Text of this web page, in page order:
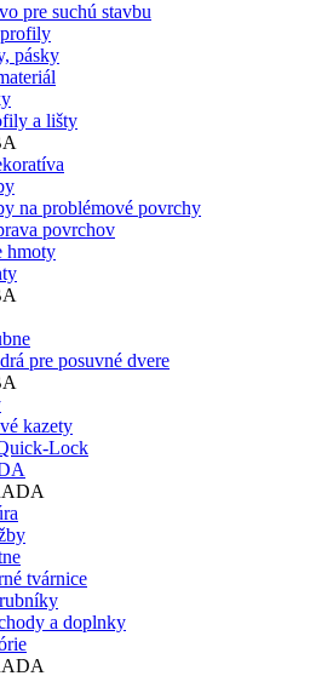
pre suchú stavbu
pásky
a lišty
na problémové povrchy
povrchov
hmoty
pre posuvné dvere
kazety
Lock
tvárnice
a doplnky